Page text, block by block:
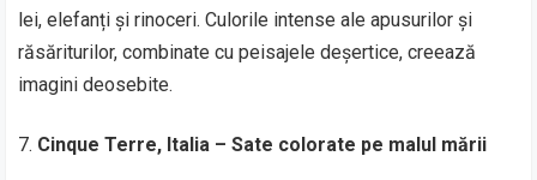
lei, elefanți și rinoceri. Culorile intense ale apusurilor și
răsăriturilor, combinate cu peisajele deșertice, creează
imagini deosebite.
Cinque Terre, Italia – Sate colorate pe malul mării